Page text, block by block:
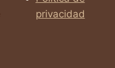
privacidad